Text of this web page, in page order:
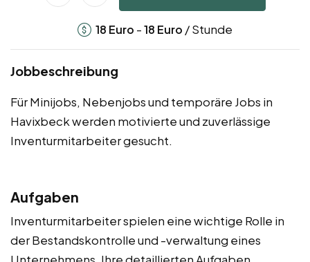
18 Euro -18 Euro / Stunde
Jobbeschreibung
Für Minijobs, Nebenjobs und temporäre Jobs in
Havixbeck werden motivierte und zuverlässige
Inventurmitarbeiter gesucht.
Aufgaben
Inventurmitarbeiter spielen eine wichtige Rolle in
der Bestandskontrolle und -verwaltung eines